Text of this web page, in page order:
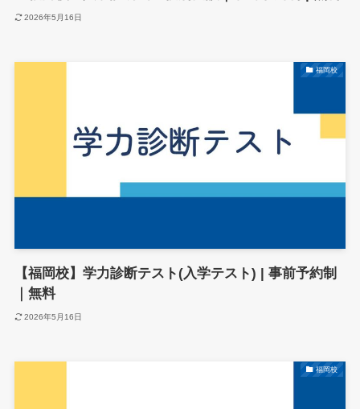
2026年5月16日
福岡校
【福岡校】学力診断テスト(入学テスト) | 事前予約制
｜無料
2026年5月16日
福岡校